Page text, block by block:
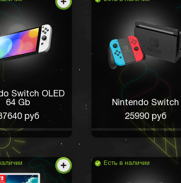
Switch OLED
64 Gb
руб
Nintendo Switch
25990 руб
Есть в наличии